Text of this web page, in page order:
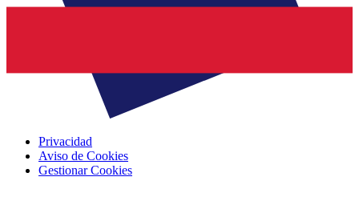
Privacidad
Aviso de Cookies
Gestionar Cookies